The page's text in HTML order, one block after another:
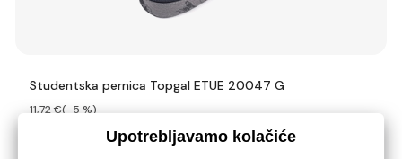
Studentska pernica Topgal ETUE 20047 G
11,72 €(-5 %)
bez PDV-a